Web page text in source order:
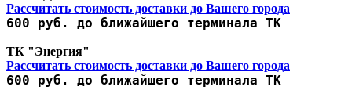
Рассчитать стоимость доставки до Вашего города
600 руб. до ближайшего терминала ТК
ТК "Энергия"
Рассчитать стоимость доставки до Вашего города
600 руб. до ближайшего терминала ТК